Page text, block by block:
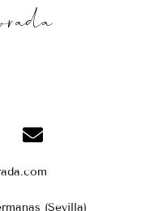
(Sevilla)